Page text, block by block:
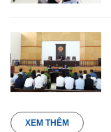
XEM THÊM